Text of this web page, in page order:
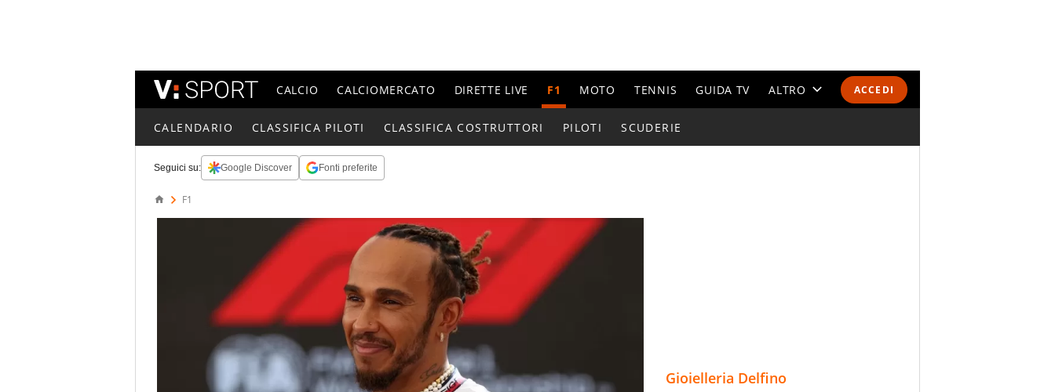
ACCEDI
CALCIO CALCIOMERCATO DIRETTE LIVE F1 MOTO TENNIS GUIDA TV ALTRO
CALENDARIO CLASSIFICA PILOTI CLASSIFICA COSTRUTTORI PILOTI SCUDERIE
Seguici su: Google Discover Fonti preferite
F1
Gioielleria Delfino